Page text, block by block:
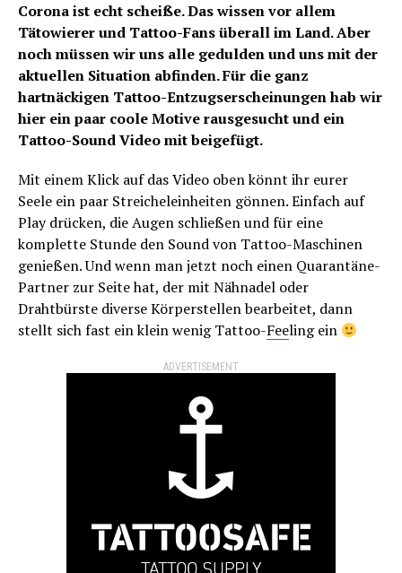
Corona ist echt scheiße. Das wissen vor allem
Tätowierer und Tattoo-Fans überall im Land. Aber
noch müssen wir uns alle gedulden und uns mit der
aktuellen Situation abfinden. Für die ganz
hartnäckigen Tattoo-Entzugserscheinungen hab wir
hier ein paar coole Motive rausgesucht und ein
Tattoo-Sound Video mit beigefügt.
Mit einem Klick auf das Video oben könnt ihr eurer
Seele ein paar Streicheleinheiten gönnen. Einfach auf
Play drücken, die Augen schließen und für eine
komplette Stunde den Sound von Tattoo-Maschinen
genießen. Und wenn man jetzt noch einen Quarantäne-
Partner zur Seite hat, der mit Nähnadel oder
Drahtbürste diverse Körperstellen bearbeitet, dann
stellt sich fast ein klein wenig Tattoo-Feeling ein
ADVERTISEMENT